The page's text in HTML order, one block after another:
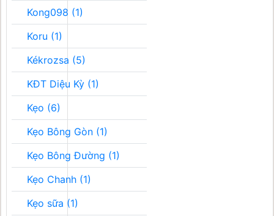
Kong098 (1)
Koru (1)
Kékrozsa (5)
KĐT Diệu Kỳ (1)
Kẹo (6)
Kẹo Bông Gòn (1)
Kẹo Bông Đường (1)
Kẹo Chanh (1)
Kẹo sữa (1)